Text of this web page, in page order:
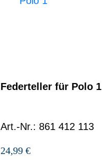
Federteller für Polo 1
Art.-Nr.: 861 412 113
24,99 €